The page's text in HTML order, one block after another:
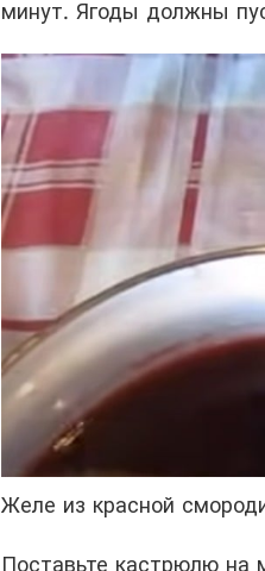
минут. Ягоды должны
Желе из красной
Поставьте кастрюлю на